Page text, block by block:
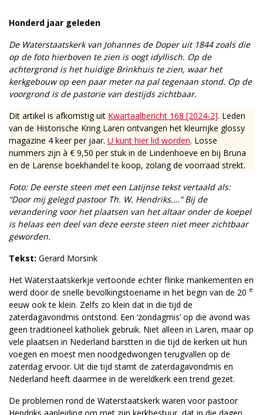
Honderd jaar geleden
De Waterstaatskerk van Johannes de Doper uit 1844 zoals die
op de foto hierboven te zien is oogt idyllisch. Op de
achtergrond is het huidige Brinkhuis te zien, waar het
kerkgebouw op een paar meter na pal tegenaan stond. Op de
voorgrond is de pastorie van destijds zichtbaar.
Dit artikel is afkomstig uit Kwartaalbericht 168 [2024-2]. Leden
van de Historische Kring Laren ontvangen het kleurrijke glossy
magazine 4 keer per jaar. U kunt hier lid worden. Losse
nummers zijn à € 9,50 per stuk in de Lindenhoeve en bij Bruna
en de Larense boekhandel te koop, zolang de voorraad strekt.
Foto: De eerste steen met een Latijnse tekst vertaald als:
“Door mij gelegd pastoor Th. W. Hendriks….” Bij de
verandering voor het plaatsen van het altaar onder de koepel
is helaas een deel van deze eerste steen niet meer zichtbaar
geworden.
Tekst: Gerard Morsink
Het Waterstaatskerkje vertoonde echter flinke mankementen en
werd door de snelle bevolkingstoename in het begin van de 20 e
eeuw ook te klein. Zelfs zo klein dat in die tijd de
zaterdagavondmis ontstond. Een ‘zondagmis’ op die avond was
geen traditioneel katholiek gebruik. Niet alleen in Laren, maar op
vele plaatsen in Nederland barstten in die tijd de kerken uit hun
voegen en moest men noodgedwongen terugvallen op de
zaterdag ervoor. Uit die tijd stamt de zaterdagavondmis en
Nederland heeft daarmee in de wereldkerk een trend gezet.
De problemen rond de Waterstaatskerk waren voor pastoor